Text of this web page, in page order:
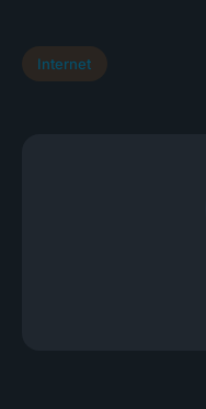
Internet